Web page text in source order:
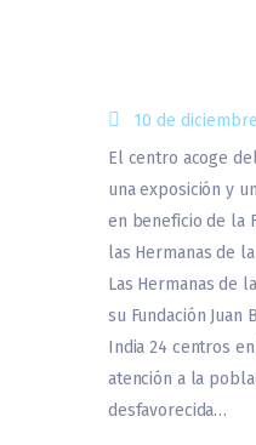
10 de
El centro acoge
una exposición y
en beneficio de la
las Hermanas de
Las Hermanas de
su Fundación Juan
India 24 centros
atención a la
desfavorecida…